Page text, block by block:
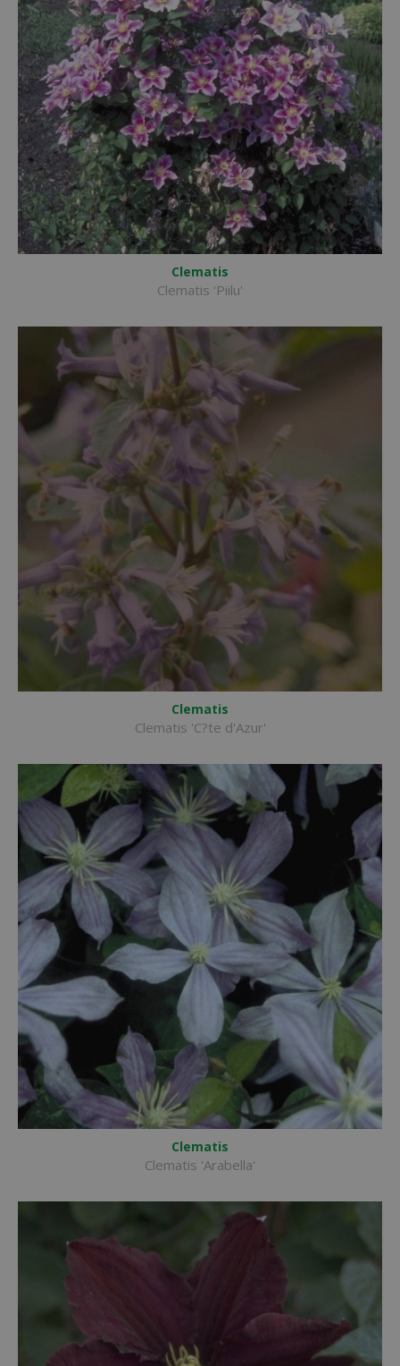
Clematis
Clematis 'Piilu'
Clematis
Clematis 'C?te d'Azur'
Clematis
Clematis 'Arabella'